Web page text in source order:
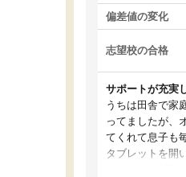
偏差値の変化
志望校の合格
サポートが充実
うちは田舎で家
ってましたが、
てくれて息子も
タブレットを開
ました！5科目